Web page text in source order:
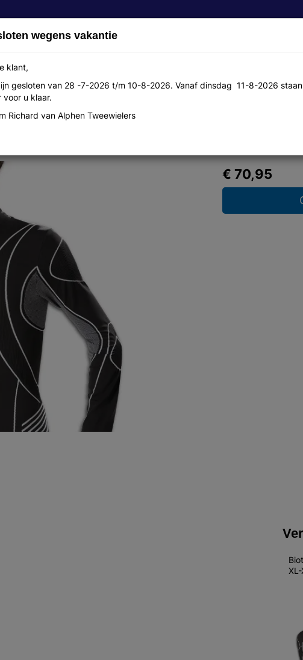
Over ons Contact
€ 70,95
XL-
wegens vakantie
klant,
gesloten van 28 -7-2026 t/m 10-8-2026. Vanaf dinsdag 11-8-2026
voor u klaar.
Richard van Alphen Tweewielers